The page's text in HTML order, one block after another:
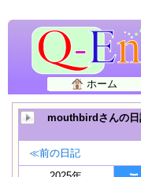
ホーム
mouthbirdさんの日
≪前の日記